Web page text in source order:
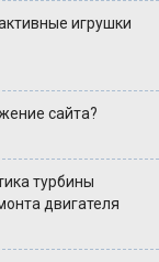
игрушки
сайта?
турбины
двигателя